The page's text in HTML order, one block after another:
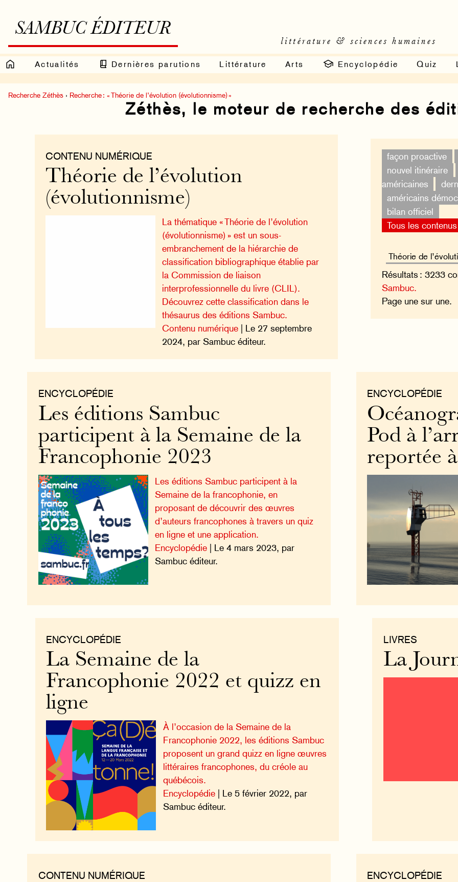
SAMBUC ÉDITEUR
littérature & sciences humaines
Actualités Dernières parutions Littérature Arts Encyclopédie Quiz
Recherche Zéthès › Recherche : « Théorie de l’évolution (évolutionnisme) »
Zéthès, le moteur de recherche des
façon proactive
nouvel itinéraire
américaines
américains
bilan officiel
Tous les
Résultats : 3233
Sambuc.
Page une sur une.
CONTENU NUMÉRIQUE
Théorie de l’évolution
(évolutionnisme)
La thématique « Théorie de l’évolution
(évolutionnisme) » est un sous-
embranchement de la hiérarchie de
classification bibliographique établie par
la Commission de liaison
interprofessionnelle du livre (CLIL).
Découvrez cette classification dans le
thésaurus des éditions Sambuc.
Contenu numérique | Le 27 septembre
2024, par Sambuc éditeur.
ENCYCLOPÉDIE
Pod à
reportée
ENCYCLOPÉDIE
Les éditions Sambuc
participent à la Semaine de la
Francophonie 2023
Les éditions Sambuc participent à la
Semaine de la francophonie, en
proposant de découvrir des œuvres
d’auteurs francophones à travers un quiz
en ligne et une application.
Encyclopédie | Le 4 mars 2023, par
Sambuc éditeur.
LIVRES
La
ENCYCLOPÉDIE
La Semaine de la
Francophonie 2022 et quizz en
ligne
À l’occasion de la Semaine de la
Francophonie 2022, les éditions Sambuc
proposent un grand quizz en ligne œuvres
littéraires francophones, du créole au
québécois.
Encyclopédie| Le 5 février 2022, par
Sambuc éditeur.
ENCYCLOPÉDIE
CONTENU NUMÉRIQUE